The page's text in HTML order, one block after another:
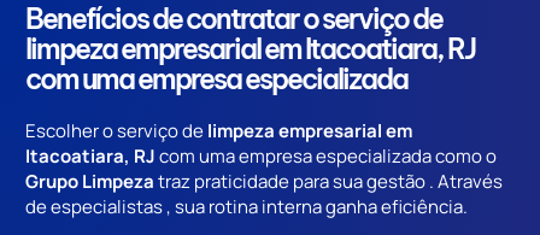
Benefícios de contratar o serviço de
limpeza empresarial em Itacoatiara, RJ
com uma empresa especializada
Escolher o serviço delimpeza empresarial em
Itacoatiara, RJcom uma empresa especializada como o
Grupo Limpezatraz praticidade para sua gestão . Através
de especialistas , sua rotina interna ganha eficiência.